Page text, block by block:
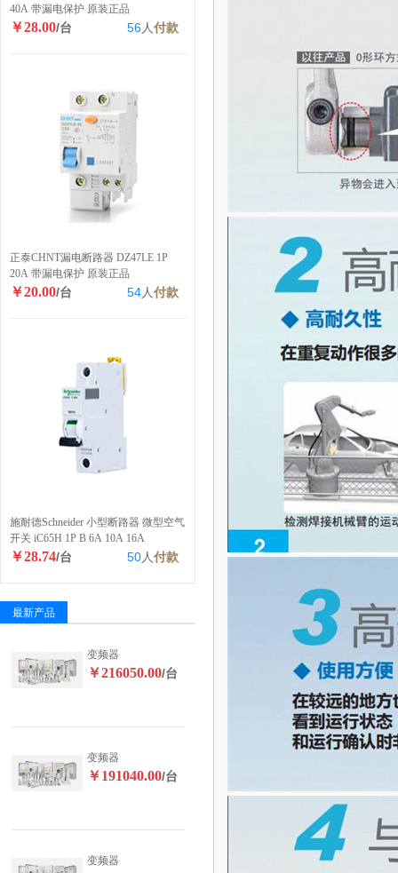
40A 带漏电保护 原装正品
￥28.00/台 56人付款
正泰CHNT漏电断路器 DZ47LE 1P
20A 带漏电保护 原装正品
￥20.00/台 54人付款
施耐德Schneider 小型断路器 微型空气
开关 iC65H 1P B 6A 10A 16A
￥28.74/台 50人付款
最新产品
变频器
￥216050.00/台
变频器
￥191040.00/台
变频器